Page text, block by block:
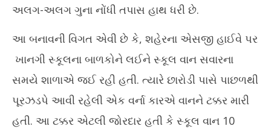
અલગ-અલગ ગુના નોંધી તપાસ હાથ ધરી છે.
આ બનાવની વિગત એવી છે કે, શહેરના એસજી હાઈવે પર
ખાનગી સ્કૂલના બાળકોને લઈને સ્કૂલ વાન સવારના
સમયે શાળાએ જઈ રહી હતી. ત્યારે છારોડી પાસે પાછળથી
પૂરઝડપે આવી રહેલી એક વર્ના કારએ વાનને ટક્કર મારી
હતી. આ ટક્કર એટલી જોરદાર હતી કે સ્કૂલ વાન 10